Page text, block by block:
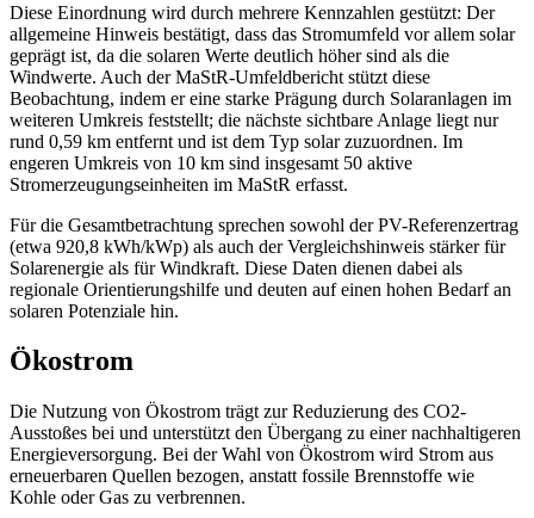
Diese Einordnung wird durch mehrere Kennzahlen gestützt: Der
allgemeine Hinweis bestätigt, dass das Stromumfeld vor allem solar
geprägt ist, da die solaren Werte deutlich höher sind als die
Windwerte. Auch der MaStR-Umfeldbericht stützt diese
Beobachtung, indem er eine starke Prägung durch Solaranlagen im
weiteren Umkreis feststellt; die nächste sichtbare Anlage liegt nur
rund 0,59 km entfernt und ist dem Typ solar zuzuordnen. Im
engeren Umkreis von 10 km sind insgesamt 50 aktive
Stromerzeugungseinheiten im MaStR erfasst.
Für die Gesamtbetrachtung sprechen sowohl der PV-Referenzertrag
(etwa 920,8 kWh/kWp) als auch der Vergleichshinweis stärker für
Solarenergie als für Windkraft. Diese Daten dienen dabei als
regionale Orientierungshilfe und deuten auf einen hohen Bedarf an
solaren Potenziale hin.
Ökostrom
Die Nutzung von Ökostrom trägt zur Reduzierung des CO2-
Ausstoßes bei und unterstützt den Übergang zu einer nachhaltigeren
Energieversorgung. Bei der Wahl von Ökostrom wird Strom aus
erneuerbaren Quellen bezogen, anstatt fossile Brennstoffe wie
Kohle oder Gas zu verbrennen.